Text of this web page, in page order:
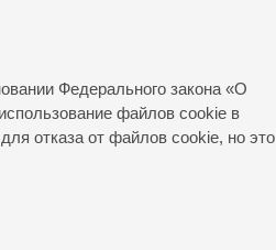
Федерального закона «О
файлов cookie в
отказа от файлов cookie, но это